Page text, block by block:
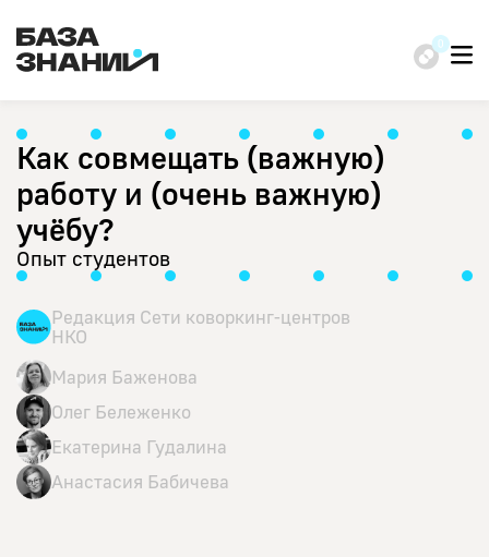
Как совмещать (важную)
работу и (очень важную)
учёбу?
Опыт студентов
Редакция Сети коворкинг-центров
НКО
Мария Баженова
Олег Бележенко
Екатерина Гудалина
Анастасия Бабичева